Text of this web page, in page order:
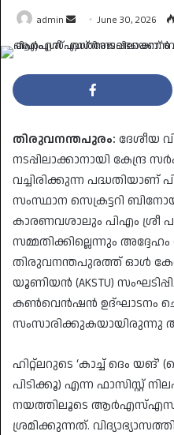
admin
Send June 30, 2026
തിരുവനന്തപുരം: ദേശീയ
നടപ്പിലാക്കാനായി കേന്ദ്ര
വച്ചിരിക്കുന്ന പദ്ധതിയാണ്
സംസ്ഥാന സെക്രട്ടറി
കാരണവശാലും പിഎം ശ്രീ
സമ്മതിക്കില്ലെന്നും അദ്ദേഹം
തിരുവനന്തപുരത്ത് ഓൾ
യൂണിയൻ (AKSTU)
കൺവെൻഷൻ ഉദ്ഘാടനം
സംസാരിക്കുകയായിരുന്നു
​ഹിറ്റ്ലറുടെ ‘കാച്ച് ദെം
പിടിക്കൂ) എന്ന ഫാസിസ്റ്റ്
നയത്തിലൂടെ ആർഎസ്എസും
ശ്രമിക്കുന്നത്.